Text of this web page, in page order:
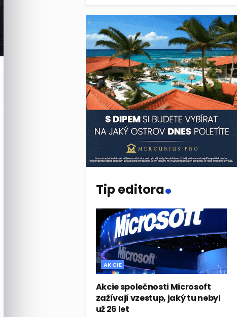
Tip editora.
AKCIE
Akcie společnosti Microsoft
zažívají vzestup, jaký tu nebyl
už 26 let